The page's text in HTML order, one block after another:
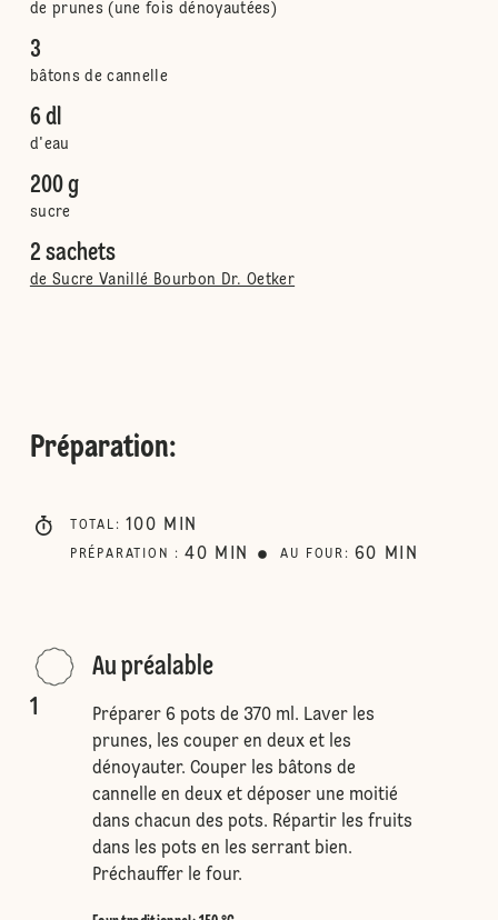
de prunes (une fois dénoyautées)
3
bâtons de cannelle
6 dl
d'eau
200 g
sucre
2 sachets
de Sucre Vanillé Bourbon Dr. Oetker
Préparation:
TOTAL : 100 MIN
PRÉPARATION : 40 MIN AU FOUR : 60 MIN
1
Au préalable
Préparer 6 pots de 370 ml. Laver les
prunes, les couper en deux et les
dénoyauter. Couper les bâtons de
cannelle en deux et déposer une moitié
dans chacun des pots. Répartir les fruits
dans les pots en les serrant bien.
Préchauffer le four.